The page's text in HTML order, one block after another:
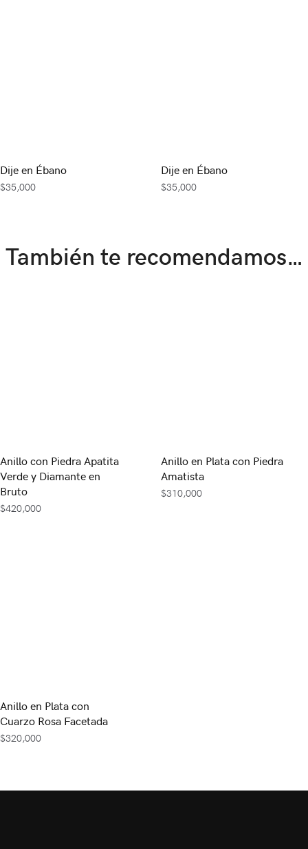
Dije en Ébano
$35,000
Dije en Ébano
$35,000
También te recomendamos…
Anillo con Piedra Apatita
Verde y Diamante en
Bruto
$420,000
Anillo en Plata con Piedra
Amatista
$310,000
Anillo en Plata con
Cuarzo Rosa Facetada
$320,000